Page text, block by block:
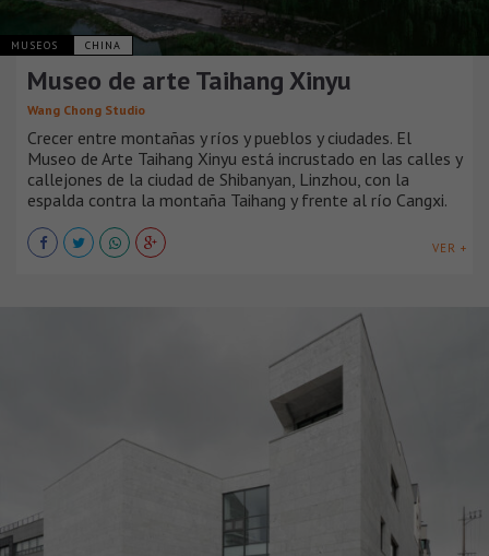
MUSEOS CHINA
Museo de arte Taihang Xinyu
Wang Chong Studio
Crecer entre montañas y ríos y pueblos y ciudades. El
Museo de Arte Taihang Xinyu está incrustado en las calles y
callejones de la ciudad de Shibanyan, Linzhou, con la
espalda contra la montaña Taihang y frente al río Cangxi.
VER +